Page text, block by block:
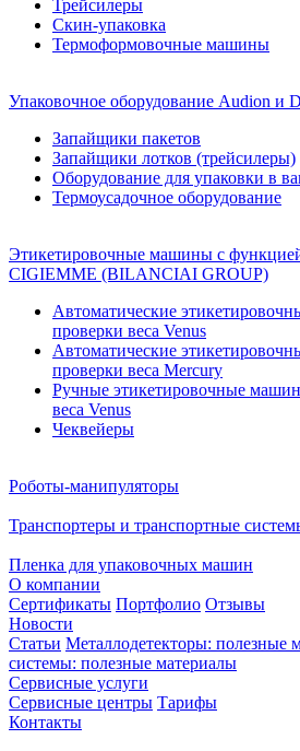
Трейсилеры
Скин-упаковка
Термоформовочные машины
Упаковочное оборудование Audion и
Запайщики пакетов
Запайщики лотков (трейсилеры)
Оборудование для упаковки в
Термоусадочное оборудование
Этикетировочные машины с
CIGIEMME (BILANCIAI GROUP)
Автоматические
проверки веса Venus
Автоматические
проверки веса Mercury
Ручные этикетировочные
веса Venus
Чеквейеры
Роботы-манипуляторы
Транспортеры и транспортные
Пленка для упаковочных машин
О компании
Сертификаты Портфолио Отзывы
Новости
Статьи Металлодетекторы: полезные
системы: полезные материалы
Сервисные услуги
Сервисные центры Тарифы
Контакты